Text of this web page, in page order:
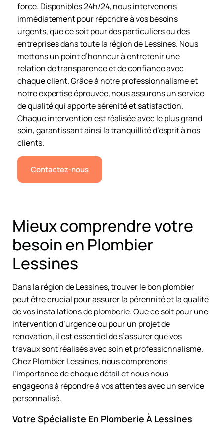
force. Disponibles 24h/24, nous intervenons
immédiatement pour répondre à vos besoins
urgents, que ce soit pour des particuliers ou des
entreprises dans toute la région de Lessines. Nous
mettons un point d’honneur à entretenir une
relation de transparence et de confiance avec
chaque client. Grâce à notre professionnalisme et
notre expertise éprouvée, nous assurons un service
de qualité qui apporte sérénité et satisfaction.
Chaque intervention est réalisée avec le plus grand
soin, garantissant ainsi la tranquillité d’esprit à nos
clients.
Contactez-nous
Mieux comprendre votre
besoin en Plombier
Lessines
Dans la région de Lessines, trouver le bon plombier
peut être crucial pour assurer la pérennité et la qualité
de vos installations de plomberie. Que ce soit pour une
intervention d’urgence ou pour un projet de
rénovation, il est essentiel de s’assurer que vos
travaux sont réalisés avec soin et professionnalisme.
Chez Plombier Lessines, nous comprenons
l’importance de chaque détail et nous nous
engageons à répondre à vos attentes avec un service
personnalisé.
Votre Spécialiste En Plomberie À Lessines